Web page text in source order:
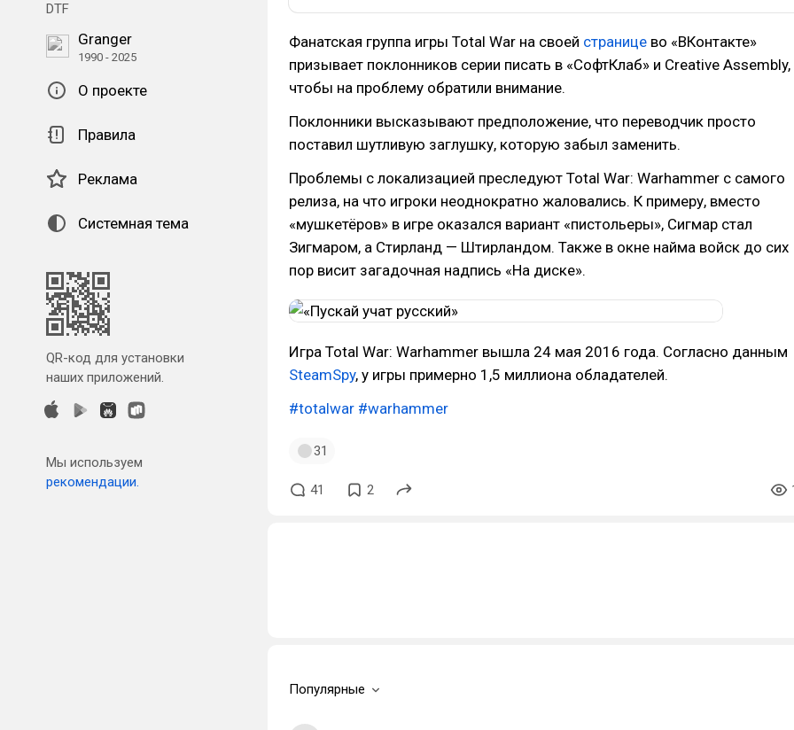
DTF
Granger
1990 - 2025
О проекте
Правила
Реклама
Системная тема
QR-код для установки
наших приложений.
Мы используем
рекомендации.
Фанатская группа игры Total War на своей странице во «ВКонтакте»
призывает поклонников серии писать в «СофтКлаб» и Creative Assembly,
чтобы на проблему обратили внимание.
Поклонники высказывают предположение, что переводчик просто
поставил шутливую заглушку, которую забыл заменить.
Проблемы с локализацией преследуют Total War: Warhammer с самого
релиза, на что игроки неоднократно жаловались. К примеру, вместо
«мушкетёров» в игре оказался вариант «пистольеры», Сигмар стал
Зигмаром, а Стирланд — Штирландом. Также в окне найма войск до сих
пор висит загадочная надпись «На диске».
Игра Total War: Warhammer вышла 24 мая 2016 года. Согласно данным
SteamSpy, у игры примерно 1,5 миллиона обладателей.
#totalwar #warhammer
31
41 2
Популярные